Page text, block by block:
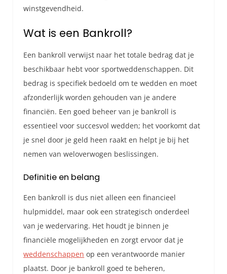
winstgevendheid.
Wat is een Bankroll?
Een bankroll verwijst naar het totale bedrag dat je
beschikbaar hebt voor sportweddenschappen. Dit
bedrag is specifiek bedoeld om te wedden en moet
afzonderlijk worden gehouden van je andere
financiën. Een goed beheer van je bankroll is
essentieel voor succesvol wedden; het voorkomt dat
je snel door je geld heen raakt en helpt je bij het
nemen van weloverwogen beslissingen.
Definitie en belang
Een bankroll is dus niet alleen een financieel
hulpmiddel, maar ook een strategisch onderdeel
van je wedervaring. Het houdt je binnen je
financiële mogelijkheden en zorgt ervoor dat je
weddenschappen op een verantwoorde manier
plaatst. Door je bankroll goed te beheren,